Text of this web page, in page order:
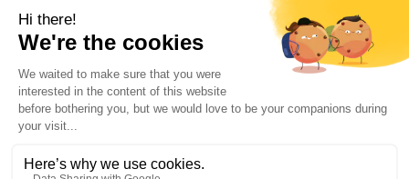
LANGUES
Français
English